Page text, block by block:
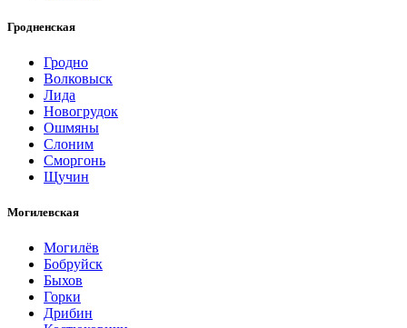
Гродненская
Гродно
Волковыск
Лида
Новогрудок
Ошмяны
Слоним
Сморгонь
Щучин
Могилевская
Могилёв
Бобруйск
Быхов
Горки
Дрибин